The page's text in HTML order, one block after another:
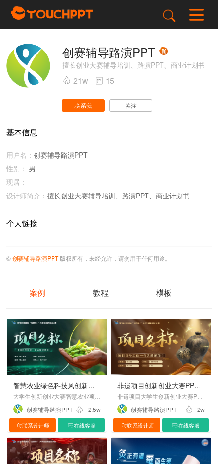
创赛辅导路演PPT
擅长创业大赛辅导培训、路演PPT、商业计划书
21w 15
联系我 关注
基本信息
用户名：创赛辅导路演PPT
性别： 男
现居：
设计师简介：擅长创业大赛辅导培训、路演PPT、商业计划书
个人链接
©创赛辅导路演PPT版权所有，未经允许，请勿用于任何用途。
案例 教程 模板
智慧农业绿色科技风创新创业大赛PPT设计制作美化
创赛辅导路演PPT
2.5w
联系设计师 在线客服
非遗项目创新创业大赛PPT设计制作美化
创赛辅导路演PPT
2w
联系设计师 在线客服